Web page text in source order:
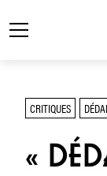
CRITIQUES
«